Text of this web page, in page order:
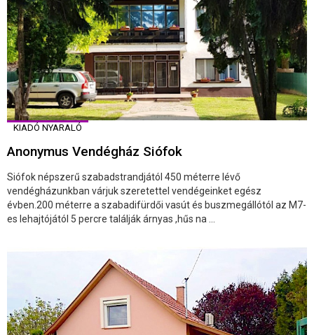
KIADÓ NYARALÓ
Anonymus Vendégház Siófok
Siófok népszerű szabadstrandjától 450 méterre lévő
vendégházunkban várjuk szeretettel vendégeinket egész
évben.200 méterre a szabadifürdői vasút és buszmegállótól az M7-
es lehajtójától 5 percre találják árnyas ,hűs na ...